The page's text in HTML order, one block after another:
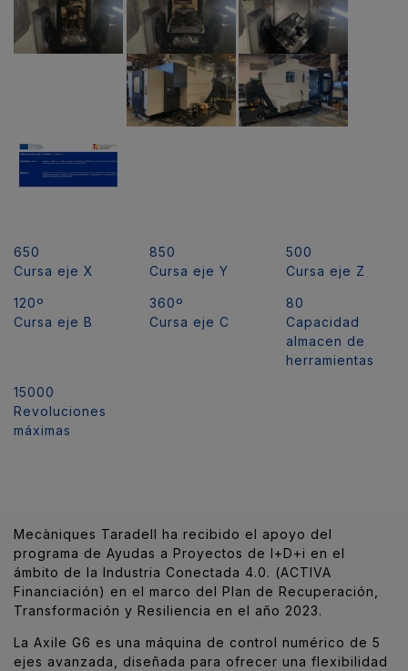
650
Cursa eje X
850
Cursa eje Y
500
Cursa eje Z
120º
Cursa eje B
360º
Cursa eje C
80
Capacidad
almacen de
herramientas
15000
Revoluciones
máximas
Mecàniques Taradell ha recibido el apoyo del
programa de Ayudas a Proyectos de I+D+i en el
ámbito de la Industria Conectada 4.0. (ACTIVA
Financiación) en el marco del Plan de Recuperación,
Transformación y Resiliencia en el año 2023.
La Axile G6 es una máquina de control numérico de 5
ejes avanzada, diseñada para ofrecer una flexibilidad